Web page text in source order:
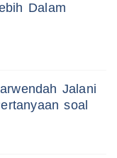
Dalam
Jalani
soal